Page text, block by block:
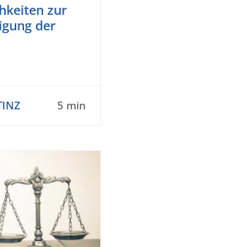
zur
der
5 min